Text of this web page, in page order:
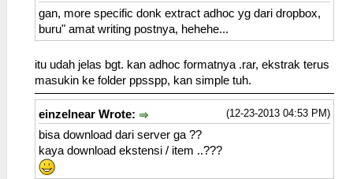
gan, more specific donk extract adhoc yg dari dropbox,
buru" amat writing postnya, hehehe...
itu udah jelas bgt. kan adhoc formatnya .rar, ekstrak terus
masukin ke folder ppsspp, kan simple tuh.
(12-23-2013 04:53 PM)
einzelnear Wrote:
bisa download dari server ga ??
kaya download ekstensi / item ..???